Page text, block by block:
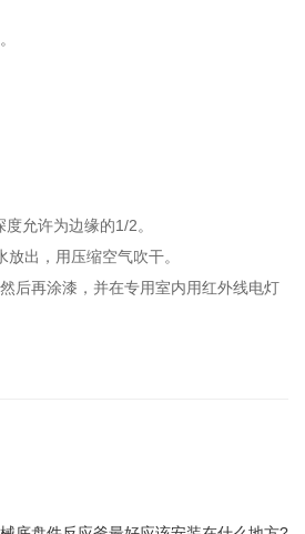
允许为边缘的1/2。
出，用压缩空气吹干。
后再涂漆，并在专用室内用红外线电灯